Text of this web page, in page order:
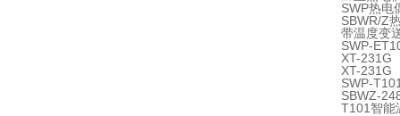
SWP热电
SBWR/Z
带温度变
SWP-
XT-231G
XT-231G
SWP-
SBWZ-
T101智能